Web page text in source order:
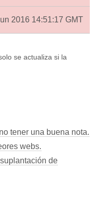
2016 14:51:17 GMT
se actualiza si la
tener una buena nota.
webs.
de